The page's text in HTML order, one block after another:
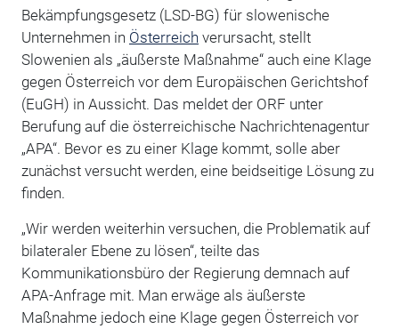
Bekämpfungsgesetz (LSD-BG) für slowenische
Unternehmen in Österreich verursacht, stellt
Slowenien als „äußerste Maßnahme“ auch eine Klage
gegen Österreich vor dem Europäischen Gerichtshof
(EuGH) in Aussicht. Das meldet der ORF unter
Berufung auf die österreichische Nachrichtenagentur
„APA“. Bevor es zu einer Klage kommt, solle aber
zunächst versucht werden, eine beidseitige Lösung zu
finden.
„Wir werden weiterhin versuchen, die Problematik auf
bilateraler Ebene zu lösen“, teilte das
Kommunikationsbüro der Regierung demnach auf
APA-Anfrage mit. Man erwäge als äußerste
Maßnahme jedoch eine Klage gegen Österreich vor